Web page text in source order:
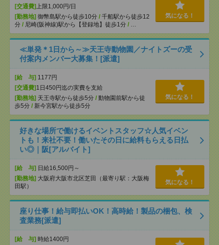
[交通費] 上限1,000円/日
[勤務地] 御幣島駅から徒歩10分 / 千船駅から徒歩12
分 / 尼崎(阪神線)駅から【登録地】徒歩1分 / …
気になる！
≪単発＊1日から～≫天王寺動物園／ナイトズーの受
付案内メンバー大募集！[派遣]
[給 与] 1177円
[交通費] 1日450円迄の実費を支給
[勤務地] 天王寺駅から徒歩5分 / 動物園前駅から徒
歩5分 / 新今宮駅から徒歩5分
気になる！
好きな場所で働けるイベントスタッフ☆人気イベン
トも！来社不要！働いたその日に給料もらえる日払
い◎｜阪[アルバイト]
[給 与] 日給16,500円～
[勤務地] 大阪府大阪市北区芝田（最寄り駅：大阪梅
田駅）
気になる！
座り仕事！給与即払いOK！高時給！製品の梱包、検
査業務[派遣]
[給 与] 時給1400円